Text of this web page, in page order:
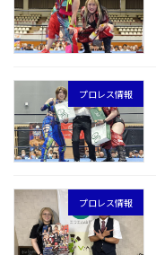
プロレス情報
プロレス情報